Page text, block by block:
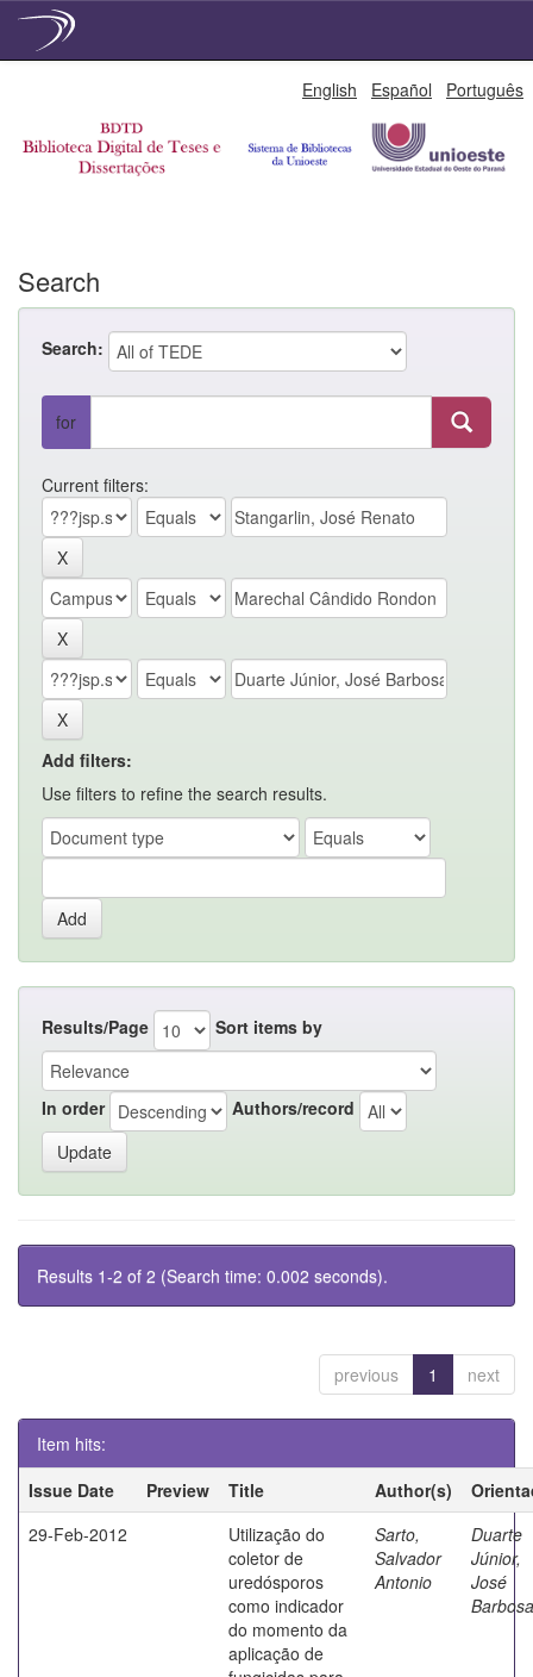
English Español Português
Search
Search:
for
Current filters:
Add filters:
Use filters to refine the search results.
Results/Page Sort items by
In order Authors/record
Results 1-2 of 2 (Search time: 0.002 seconds).
previous 1 next
Item hits:
Issue Date
Preview Title Author(s)
29-Feb-2012
Utilização do
coletor de
uredósporos
como indicador
do momento da
aplicação de
Sarto,
Salvador
Antonio
Duarte
Júnior,
José
Barbosa